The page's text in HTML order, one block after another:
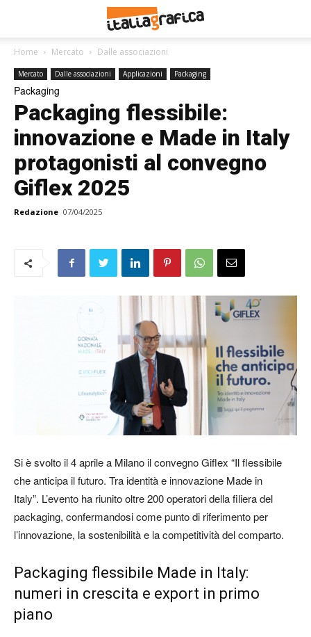
Home Mercato Dalle associazioni
Mercato Dalle associazioni Applicazioni Packaging
Packaging
Packaging flessibile:
innovazione e Made in Italy
protagonisti al convegno
Giflex 2025
Redazione 07/04/2025
Si è svolto il 4 aprile a Milano il convegno Giflex “Il flessibile
che anticipa il futuro. Tra identità e innovazione Made in
Italy”. L’evento ha riunito oltre 200 operatori della filiera del
packaging, confermandosi come punto di riferimento per
l’innovazione, la sostenibilità e la competitività del comparto.
Packaging flessibile Made in Italy:
numeri in crescita e export in primo
piano